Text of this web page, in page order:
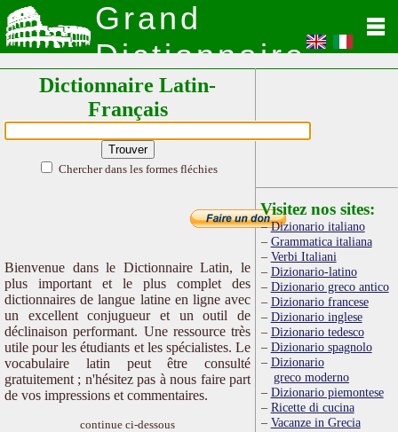
Grand
Dictionnaire
Latin
Dictionnaire Latin-
Français
Chercher dans les formes fléchies
Bienvenue dans le Dictionnaire Latin, le
plus important et le plus complet des
dictionnaires de langue latine en ligne avec
un excellent conjugueur et un outil de
déclinaison performant. Une ressource très
utile pour les étudiants et les spécialistes. Le
vocabulaire latin peut être consulté
gratuitement ; n'hésitez pas à nous faire part
de vos impressions et commentaires.
continue ci-dessous
Visitez nos sites:
Dizionario italiano
Grammatica italiana
Verbi Italiani
Dizionario-latino
Dizionario greco antico
Dizionario francese
Dizionario inglese
Dizionario tedesco
Dizionario spagnolo
Dizionario
greco moderno
Dizionario piemontese
Ricette di cucina
Vacanze in Grecia